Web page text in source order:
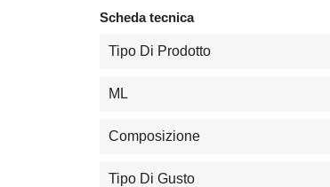
Scheda tecnica
Tipo Di Prodotto
ML
Composizione
Tipo Di Gusto